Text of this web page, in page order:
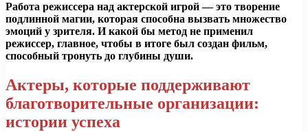
Работа режиссера над актерской игрой — это творение
подлинной магии, которая способна вызвать множество
эмоций у зрителя. И какой бы метод не применил
режиссер, главное, чтобы в итоге был создан фильм,
способный тронуть до глубины души.
Актеры, которые поддерживают
благотворительные организации:
истории успеха